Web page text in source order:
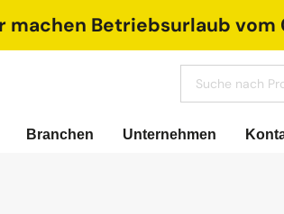
machen Betriebsurlaub vom
Branchen Unternehmen